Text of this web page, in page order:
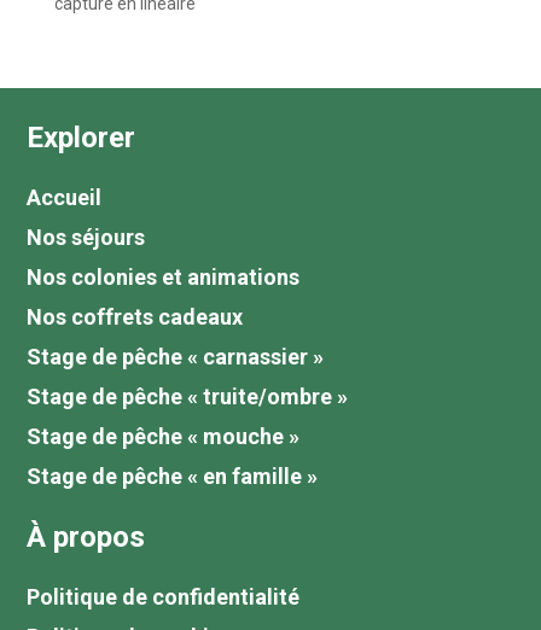
Explorer
Accueil
Nos séjours
Nos colonies et animations
Nos coffrets cadeaux
Stage de pêche « carnassier »
Stage de pêche « truite/ombre »
Stage de pêche « mouche »
Stage de pêche « en famille »
À propos
Politique de confidentialité